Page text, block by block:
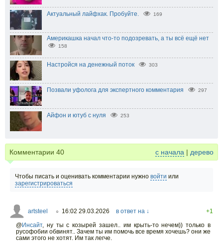
Актуальный лайфхак. Пробуйте. 169
Америкашка начал что-то подозревать, а ты всё ещё нет
158
Настройся на денежный поток 303
Позвали уфолога для экспертного комментария 297
Айфон и ютуб с нуля 253
Комментарии 40 с начала | дерево
Чтобы писать и оценивать комментарии нужно войти или
зарегистрироваться
artsteel ○ 16:02 29.03.2026 в ответ на ↓
+1
@Инсайт, ну ты с козырей зашел.. им крыть-то нечем)) только в
русофобии обвинят.. Зачем ты им помочь все время хочешь? они же
сами этого не хотят. Им так легче.